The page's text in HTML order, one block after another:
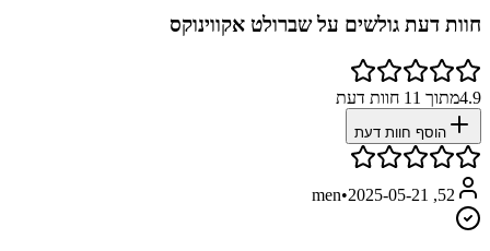
חוות דעת גולשים עלשברולט אקווינוקס
4.9מתוך 11 חוות דעת
הוסף חוות דעת
52, men
•2025-05-21